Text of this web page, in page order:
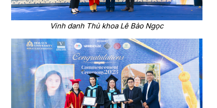
Vinh danh Thủ khoa Lê Bảo Ngọc